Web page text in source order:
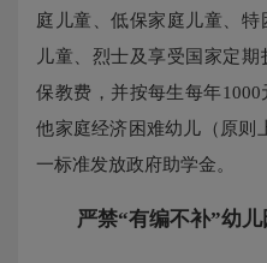
庭儿童、低保家庭儿童、
儿童、烈士及享受国家定
保教费，并按每生每年
他家庭经济困难幼儿（原则
一标准发放政府助学金。
严禁“有编不补”幼儿